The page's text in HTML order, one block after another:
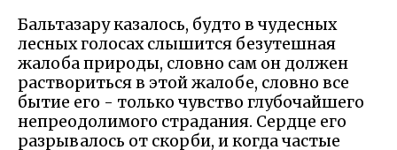
Бальтазару казалось, будто в чудесных
лесных голосах слышится безутешная
жалоба природы, словно сам он должен
раствориться в этой жалобе, словно все
бытие его - только чувство глубочайшего
непреодолимого страдания. Сердце его
разрывалось от скорби, и когда частые